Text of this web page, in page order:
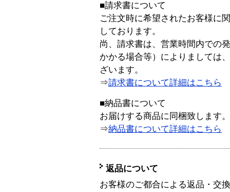
■請求書について
ご注文時に希望されたお客様に
しております。
尚、請求書は、営業時間内での
かかる場合等）によりましては
ざいます。
⇒請求書について詳細はこちら
■納品書について
お届けする商品に同梱致します。
⇒納品書について詳細はこちら
返品について
お客様のご都合による返品・交